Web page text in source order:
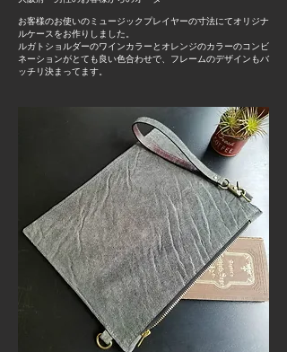
お客様のお使いのミュージックプレイヤーの寸法にてオリジナ
ルケースをお作りしました。
​ルガトショルダーのワインカラーとオレンジのカラーのコンビ
ネーションがとても良い色合わせで、フレームのデザインもバ
ッチリ決まってます。